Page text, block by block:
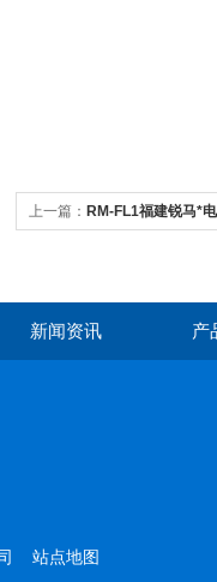
上一篇： RM-FL1福建锐马*
新闻资讯 产
司 站点地图